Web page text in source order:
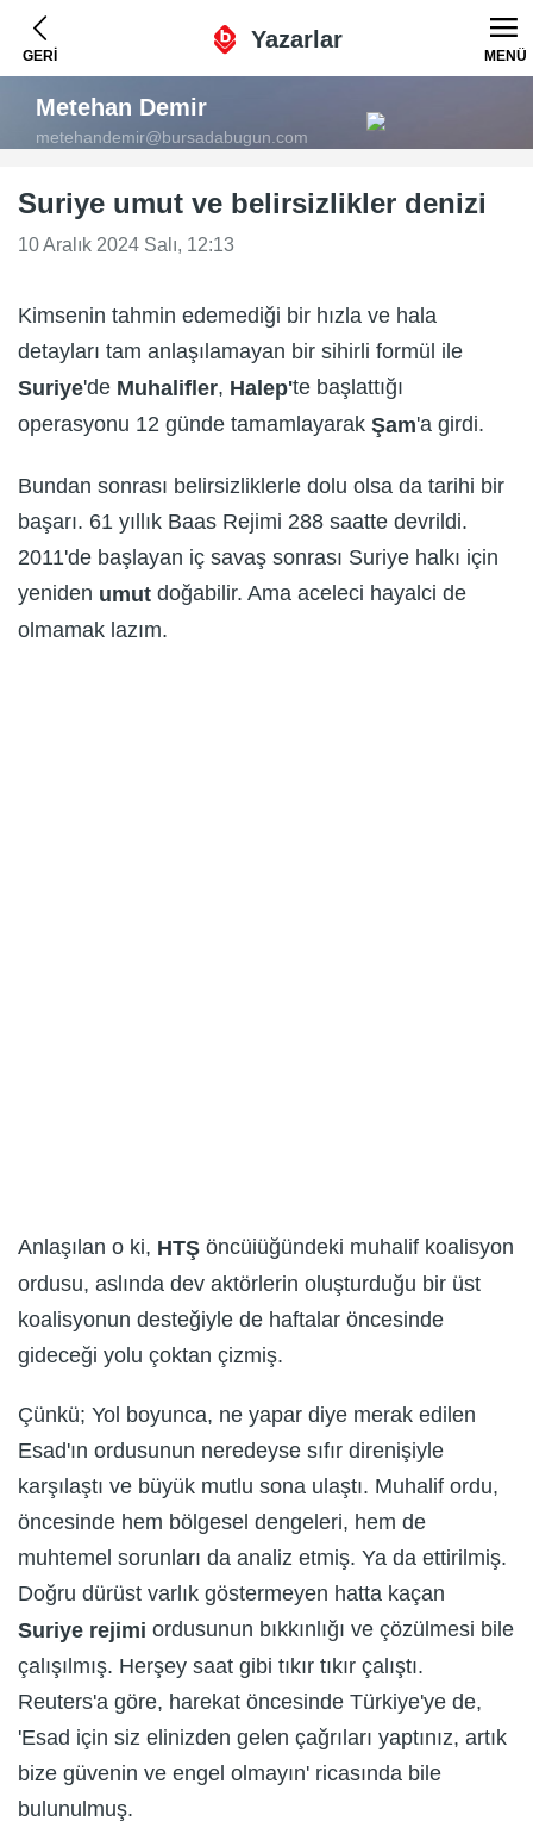
GERİ
Yazarlar
MENÜ
Metehan Demir
metehandemir@bursadabugun.com
Suriye umut ve belirsizlikler denizi
10 Aralık 2024 Salı, 12:13
Kimsenin tahmin edemediği bir hızla ve hala
detayları tam anlaşılamayan bir sihirli formül ile
Suriye'de Muhalifler, Halep'te başlattığı
operasyonu 12 günde tamamlayarak Şam'a girdi.
Bundan sonrası belirsizliklerle dolu olsa da tarihi bir
başarı. 61 yıllık Baas Rejimi 288 saatte devrildi.
2011'de başlayan iç savaş sonrası Suriye halkı için
yeniden umut doğabilir. Ama aceleci hayalci de
olmamak lazım.
Anlaşılan o ki, HTŞ öncüiüğündeki muhalif koalisyon
ordusu, aslında dev aktörlerin oluşturduğu bir üst
koalisyonun desteğiyle de haftalar öncesinde
gideceği yolu çoktan çizmiş.
Çünkü; Yol boyunca, ne yapar diye merak edilen
Esad'ın ordusunun neredeyse sıfır direnişiyle
karşılaştı ve büyük mutlu sona ulaştı. Muhalif ordu,
öncesinde hem bölgesel dengeleri, hem de
muhtemel sorunları da analiz etmiş. Ya da ettirilmiş.
Doğru dürüst varlık göstermeyen hatta kaçan
Suriye rejimi ordusunun bıkkınlığı ve çözülmesi bile
çalışılmış. Herşey saat gibi tıkır tıkır çalıştı.
Reuters'a göre, harekat öncesinde Türkiye'ye de,
'Esad için siz elinizden gelen çağrıları yaptınız, artık
bize güvenin ve engel olmayın' ricasında bile
bulunulmuş.